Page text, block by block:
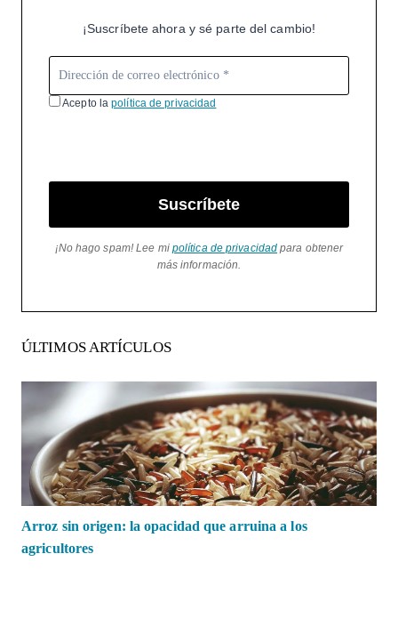
¡Suscríbete ahora y sé parte del cambio!
Acepto lapolítica de privacidad
Suscríbete
¡No hago spam! Lee mi política de privacidad para obtener
más información.
ÚLTIMOS ARTÍCULOS
Arroz sin origen: la opacidad que arruina a los
agricultores